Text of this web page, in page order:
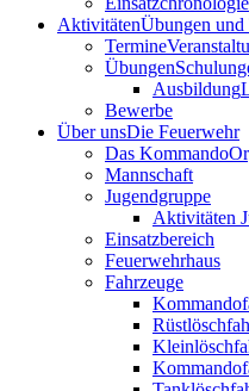
AktivitätenÜbungen und
Termine
Übungen
Ausbildung
Bewerbe
Über unsDie Feuerwehr
Das Kommando
Mannschaft
Jugendgruppe
Aktivitäten
Einsatzbereich
Feuerwehrhaus
Fahrzeuge